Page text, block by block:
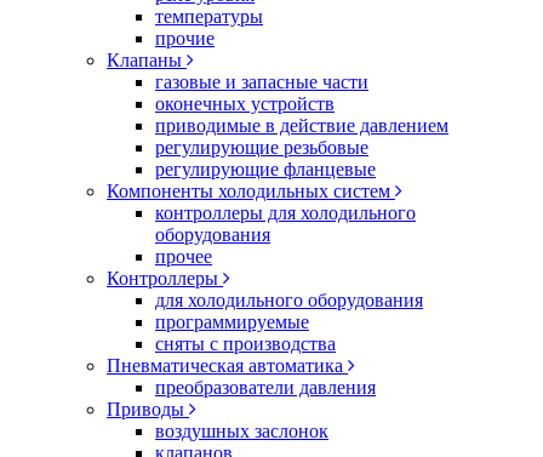
температуры
прочие
Клапаны
газовые и запасные части
оконечных устройств
приводимые в действие давлением
регулирующие резьбовые
регулирующие фланцевые
Компоненты холодильных систем
контроллеры для холодильного
оборудования
прочее
Контроллеры
для холодильного оборудования
программируемые
сняты с производства
Пневматическая автоматика
преобразователи давления
Приводы
воздушных заслонок
клапанов